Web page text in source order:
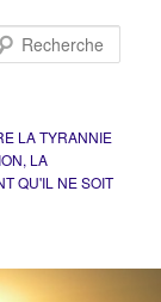
LA TYRANNIE
LA
QU'IL NE SOIT